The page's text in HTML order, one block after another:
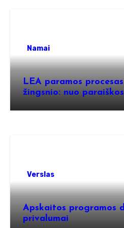
Namai
LEA paramos
žingsnio: nuo
Verslas
Apskaitos programos
privalumai